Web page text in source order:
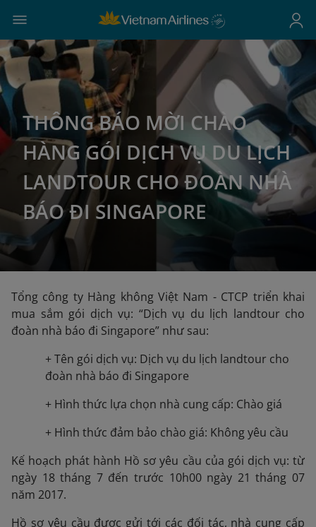
THÔNG BÁO MỜI CHÀO
HÀNG GÓI DỊCH VỤ DU LỊCH
LANDTOUR CHO ĐOÀN NHÀ
BÁO ĐI SINGAPORE
Tổng công ty Hàng không Việt Nam - CTCP triển khai
mua sắm gói dịch vụ: “Dịch vụ du lịch landtour cho
đoàn nhà báo đi Singapore” như sau:
+ Tên gói dịch vụ: Dịch vụ du lịch landtour cho
đoàn nhà báo đi Singapore
+ Hình thức lựa chọn nhà cung cấp: Chào giá
+ Hình thức đảm bảo chào giá: Không yêu cầu
Kế hoạch phát hành Hồ sơ yêu cầu của gói dịch vụ: từ
ngày 18 tháng 7 đến trước 10h00 ngày 21 tháng 07
năm 2017.
Hồ sơ yêu cầu được gửi tới các đối tác, nhà cung cấp